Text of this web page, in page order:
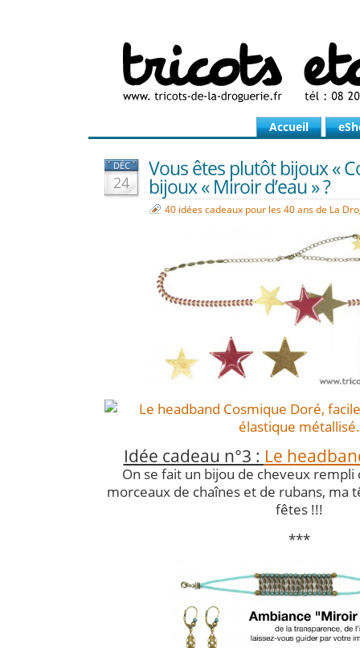
Accueil
DÉC
24
Vous êtes plutôt bijoux «
bijoux « Miroir d’eau » ?
40 idées cadeaux pour les 40 ans de La
Idée cadeau n°3 : Le
On se fait un bijou de cheveux rempli
morceaux de chaînes et de rubans, ma
fêtes !!!
***